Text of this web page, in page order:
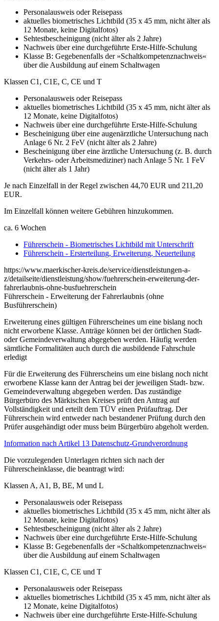
Personalausweis oder Reisepass
aktuelles biometrisches Lichtbild (35 x 45 mm, nicht älter als
12 Monate, keine Digitalfotos)
Sehtestbescheinigung (nicht älter als 2 Jahre)
Nachweis über eine durchgeführte Erste-Hilfe-Schulung
Klasse B: Gegebenenfalls der »Schaltkompetenznachweis«
über die Ausbildung auf einem Schaltwagen
Klassen C1, C1E, C, CE und T
Personalausweis oder Reisepass
aktuelles biometrisches Lichtbild (35 x 45 mm, nicht älter als
12 Monate, keine Digitalfotos)
Nachweis über eine durchgeführte Erste-Hilfe-Schulung
Bescheinigung über eine augenärztliche Untersuchung nach
Anlage 6 Nr. 2 FeV (nicht älter als 2 Jahre)
Bescheinigung über eine ärztliche Untersuchung (z. B. durch
Verkehrs- oder Arbeitsmediziner) nach Anlage 5 Nr. 1 FeV
(nicht älter als 1 Jahr)
Je nach Einzelfall in der Regel zwischen 44,70 EUR und 211,20
EUR.
Im Einzelfall können weitere Gebühren hinzukommen.
ca. 6 Wochen
Führerschein - Biometrisches Lichtbild mit Unterschrift
Führerschein - Ersterteilung, Erweiterung, Neuerteilung
https://www.maerkischer-kreis.de/service/dienstleistungen-a-
z/detailseite/dienstleistung/show/fuehrerschein-erweiterung-der-
fahrerlaubnis-ohne-busfuehrerschein
Führerschein - Erweiterung der Fahrerlaubnis (ohne
Busführerschein)
Erweiterung eines gültigen Führerscheines um eine bislang noch
nicht erworbene Klasse. Anträge können bei der örtlichen Stadt-
oder Gemeindeverwaltung abgegeben werden. Häufig werden
sämtliche Formalitäten auch durch die ausbildende Fahrschule
erledigt
Für die Erweiterung des Führerscheins um eine bislang noch nicht
erworbene Klasse kann der Antrag bei der jeweiligen Stadt- bzw.
Gemeindeverwaltung abgegeben werden. Das zuständige
Bürgerbüro des Märkischen Kreises prüft den Antrag auf
Vollständigkeit und erteilt dem TÜV einen Prüfauftrag. Der
Führerschein wird entweder nach bestandener Prüfung durch den
Prüfer ausgehändigt oder muss beim Bürgerbüro abgeholt werden.
Information nach Artikel 13 Datenschutz-Grundverordnung
Die vorzulegenden Unterlagen richten sich nach der
Führerscheinklasse, die beantragt wird:
Klassen A, A1, B, BE, M und L
Personalausweis oder Reisepass
aktuelles biometrisches Lichtbild (35 x 45 mm, nicht älter als
12 Monate, keine Digitalfotos)
Sehtestbescheinigung (nicht älter als 2 Jahre)
Nachweis über eine durchgeführte Erste-Hilfe-Schulung
Klasse B: Gegebenenfalls der »Schaltkompetenznachweis«
über die Ausbildung auf einem Schaltwagen
Klassen C1, C1E, C, CE und T
Personalausweis oder Reisepass
aktuelles biometrisches Lichtbild (35 x 45 mm, nicht älter als
12 Monate, keine Digitalfotos)
Nachweis über eine durchgeführte Erste-Hilfe-Schulung